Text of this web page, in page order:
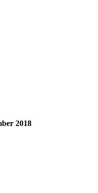
2018